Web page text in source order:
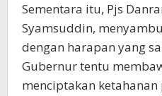
Sementara itu, Pjs
Syamsuddin,
dengan harapan yang
Gubernur tentu
menciptakan ketahanan